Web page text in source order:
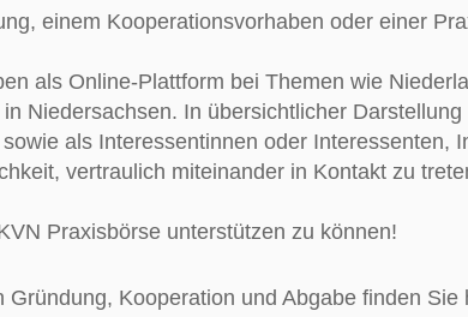
einem Kooperationsvorhaben oder einer
als Online-Plattform bei Themen wie
Niedersachsen. In übersichtlicher
als Interessentinnen oder Interessenten,
vertraulich miteinander in Kontakt zu
Praxisbörse unterstützen zu können!
Kooperation und Abgabe finden Sie